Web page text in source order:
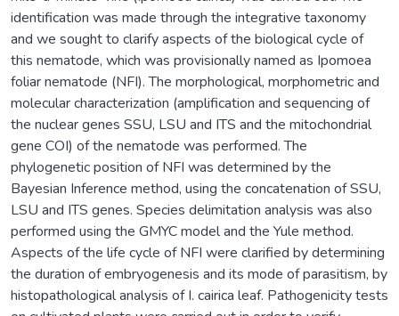
identification was made through the integrative taxonomy
and we sought to clarify aspects of the biological cycle of
this nematode, which was provisionally named as Ipomoea
foliar nematode (NFI). The morphological, morphometric and
molecular characterization (amplification and sequencing of
the nuclear genes SSU, LSU and ITS and the mitochondrial
gene COI) of the nematode was performed. The
phylogenetic position of NFI was determined by the
Bayesian Inference method, using the concatenation of SSU,
LSU and ITS genes. Species delimitation analysis was also
performed using the GMYC model and the Yule method.
Aspects of the life cycle of NFI were clarified by determining
the duration of embryogenesis and its mode of parasitism, by
histopathological analysis of I. cairica leaf. Pathogenicity tests